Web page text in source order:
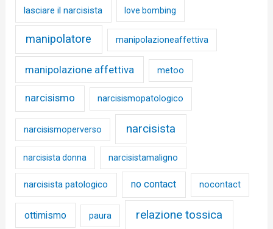
lasciare il narcisista love bombing
manipolatore manipolazioneaffettiva
manipolazione affettiva metoo
narcisismo narcisismopatologico
narcisismoperverso narcisista
narcisista donna narcisistamaligno
narcisista patologico no contact nocontact
ottimismo paura relazione tossica